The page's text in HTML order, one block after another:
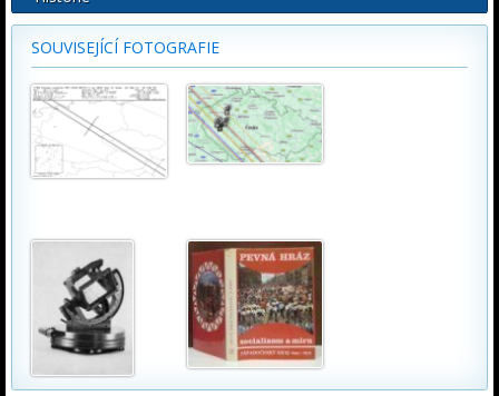
SOUVISEJÍCÍ FOTOGRAFIE